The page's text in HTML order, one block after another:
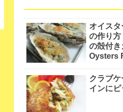
オイス
の作り
の殻付
Oysters
クラブ
インに